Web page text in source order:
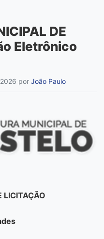
DE
Eletrônico
por João Paulo
LICITAÇÃO